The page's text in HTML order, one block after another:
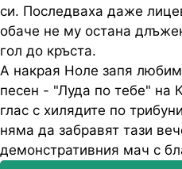
си. Последваха даже
обаче не му остана
гол до кръста.
А накрая Ноле запя
песен - "Луда по тебе" на
глас с хилядите по
няма да забравят тази
демонстративния мач с